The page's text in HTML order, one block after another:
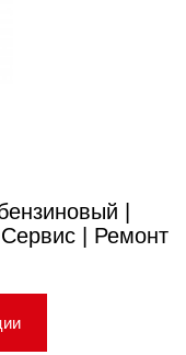
|
| Ремонт